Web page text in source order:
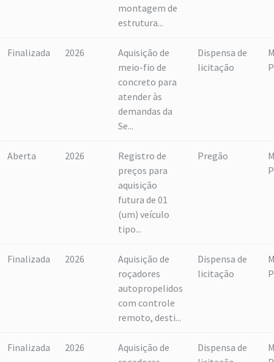
montagem de
estrutura...
Finalizada 2026
Aquisição de
meio-fio de
concreto para
atender às
demandas da
Se...
Dispensa de
licitação
Aberta 2026
Registro de
preços para
aquisição
futura de 01
(um) veículo
tipo...
Pregão
Finalizada 2026
Aquisição de
roçadores
autopropelidos
com controle
remoto, desti...
Dispensa de
licitação
Finalizada 2026
Aquisição de
Dispensa de